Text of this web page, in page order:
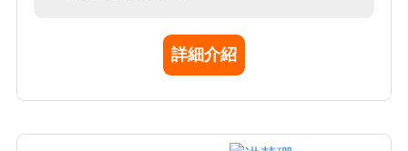
詳細介紹